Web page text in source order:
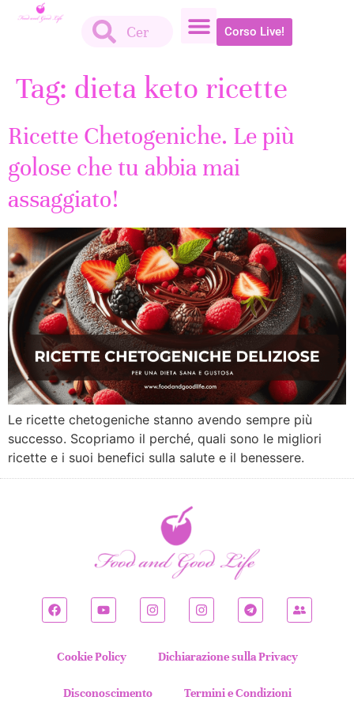
Corso Live!
Tag: dieta keto ricette
Ricette Chetogeniche. Le più
golose che tu abbia mai
assaggiato!
Le ricette chetogeniche stanno avendo sempre più
successo. Scopriamo il perché, quali sono le migliori
ricette e i suoi benefici sulla salute e il benessere.
Cookie Policy Dichiarazione sulla Privacy
Disconoscimento Termini e Condizioni